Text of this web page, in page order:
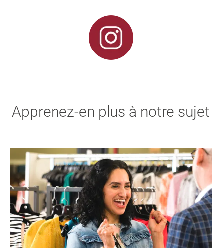
Apprenez-en plus à notre sujet